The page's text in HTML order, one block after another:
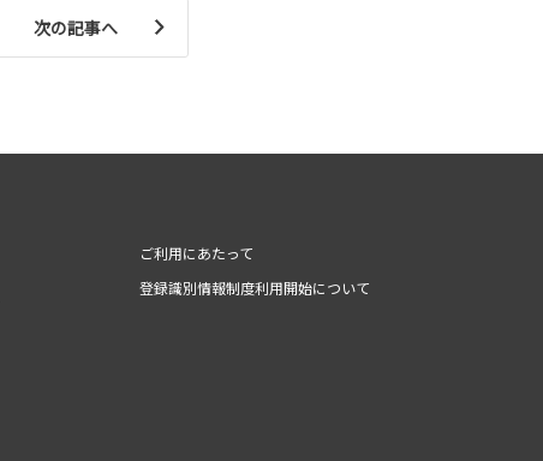
次の記事へ
ご利用にあたって
登録識別情報制度利用開始について